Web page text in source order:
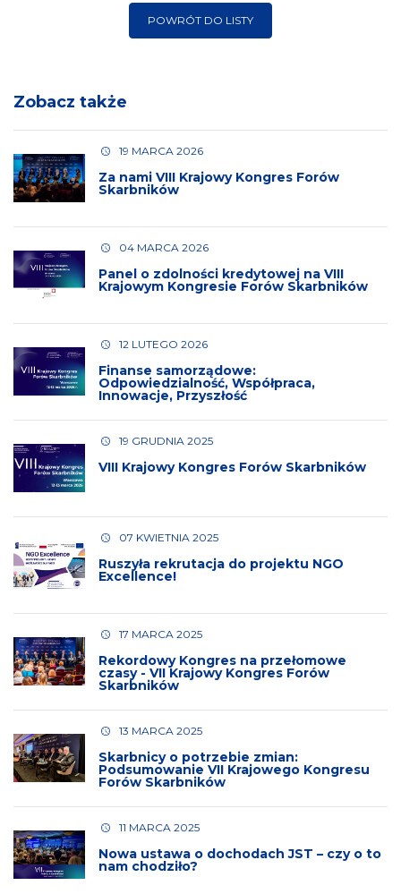
POWRÓT DO LISTY
Zobacz także
19 MARCA 2026
Za nami VIII Krajowy Kongres Forów
Skarbników
04 MARCA 2026
Panel o zdolności kredytowej na VIII
Krajowym Kongresie Forów Skarbników
12 LUTEGO 2026
Finanse samorządowe:
Odpowiedzialność, Współpraca,
Innowacje, Przyszłość
19 GRUDNIA 2025
VIII Krajowy Kongres Forów Skarbników
07 KWIETNIA 2025
Ruszyła rekrutacja do projektu NGO
Excellence!
17 MARCA 2025
Rekordowy Kongres na przełomowe
czasy - VII Krajowy Kongres Forów
Skarbników
13 MARCA 2025
Skarbnicy o potrzebie zmian:
Podsumowanie VII Krajowego Kongresu
Forów Skarbników
11 MARCA 2025
Nowa ustawa o dochodach JST – czy o to
nam chodziło?